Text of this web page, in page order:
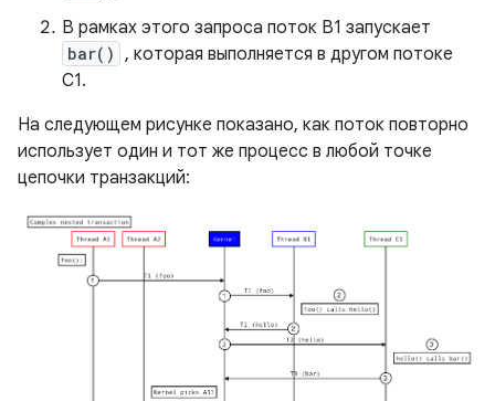
В рамках этого запроса поток B1 запускает
bar()
, которая выполняется в другом потоке
C1.
На следующем рисунке показано, как поток повторно
использует один и тот же процесс в любой точке
цепочки транзакций: